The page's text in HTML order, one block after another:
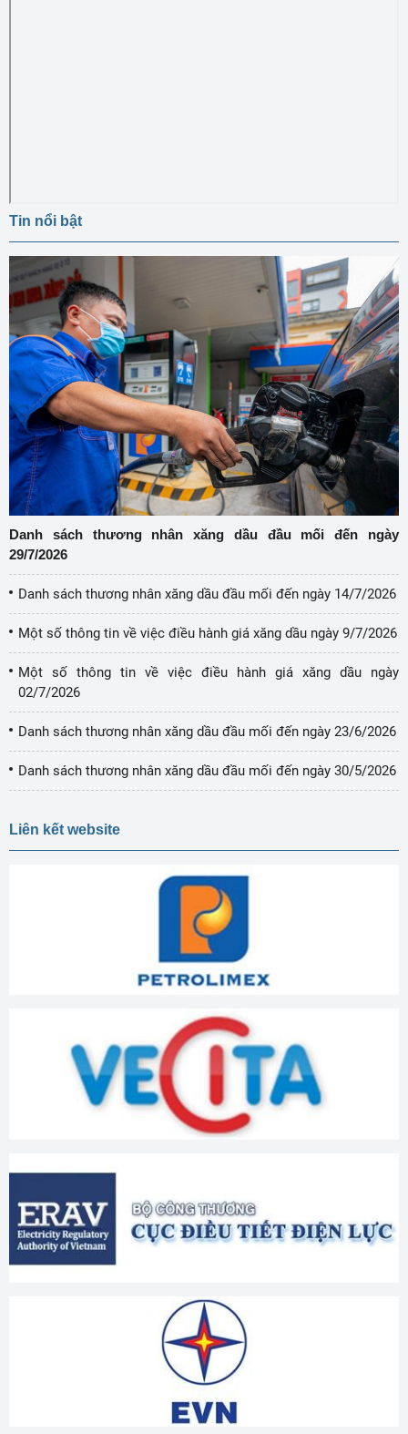
Tin nổi bật
Danh sách thương nhân xăng dầu đầu mối đến ngày
29/7/2026
Danh sách thương nhân xăng dầu đầu mối đến ngày 14/7/2026
Một số thông tin về việc điều hành giá xăng dầu ngày 9/7/2026
Một số thông tin về việc điều hành giá xăng dầu ngày
02/7/2026
Danh sách thương nhân xăng dầu đầu mối đến ngày 23/6/2026
Danh sách thương nhân xăng dầu đầu mối đến ngày 30/5/2026
Liên kết website